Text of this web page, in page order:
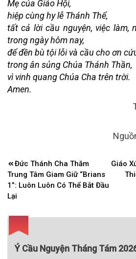
Mẹ của Giáo Hội,
hiệp cùng hy lễ Thánh Thể,
tất cả lời cầu nguyện, việc làm,
trong ngày hôm nay,
để đền bù tội lỗi và cầu cho ơn
trong ân sủng Chúa Thánh Thần,
vì vinh quang Chúa Cha trên trời.
Amen.
Điều
hướng
bài
viết
Đức Thánh Cha Thăm
Trung Tâm Giam Giữ “Brians
1”: Luôn Luôn Có Thể Bắt Đầu
Lại
Giáo
Ý Cầu Nguyện Tháng Tám